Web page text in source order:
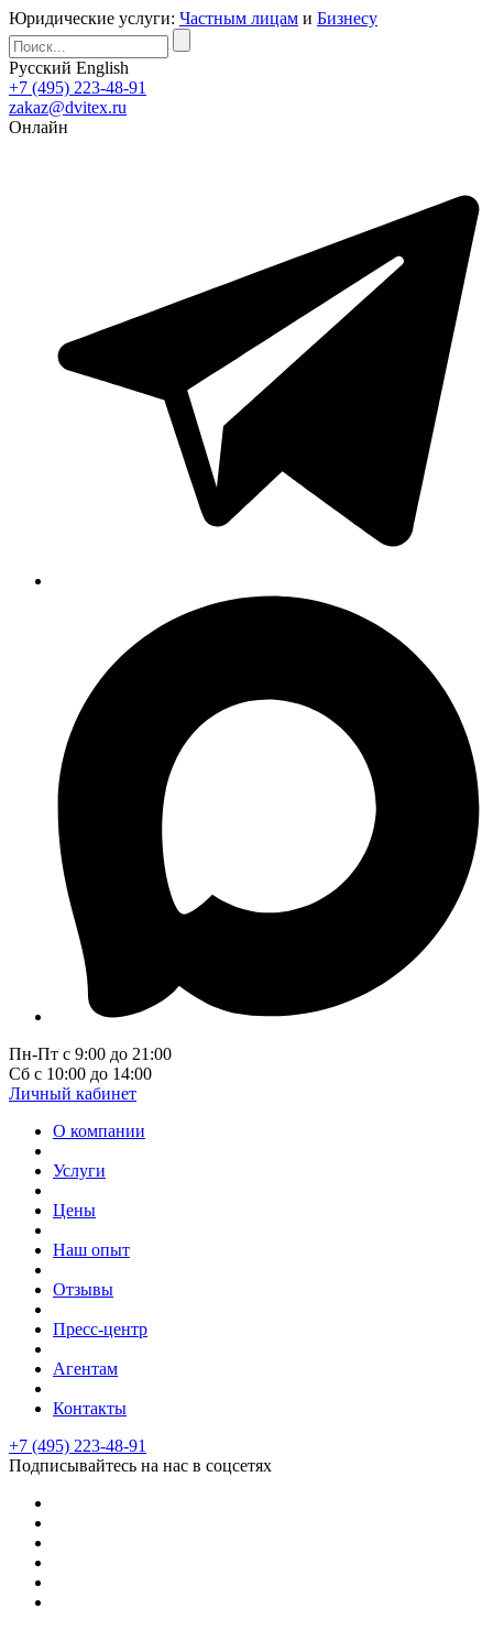
Юридические услуги: Частным лицам и Бизнесу
Русский English
+7 (495) 223-48-91
zakaz@dvitex.ru
Онлайн
Пн-Пт с 9:00 до 21:00
Сб с 10:00 до 14:00
Личный кабинет
О компании
Услуги
Цены
Наш опыт
Отзывы
Пресс-центр
Агентам
Контакты
+7 (495) 223-48-91
Подписывайтесь на нас в соцсетях